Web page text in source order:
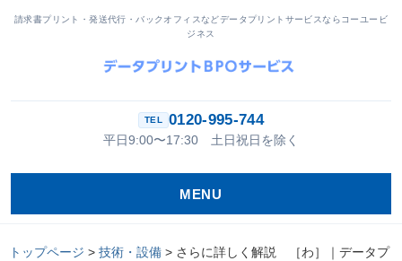
請求書プリント・発送代行・バックオフィスなどデータプリントサービスならコーユービ
ジネス
0120-995-744
平日9:00〜17:30 土日祝日を除く
MENU
トップページ > 技術・設備 > さらに詳しく解説 ［わ］｜データプ